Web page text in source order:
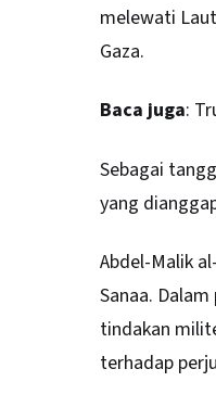
melewati
Gaza.
Baca juga:
Sebagai
yang
Abdel-Malik
Sanaa.
tindakan
terhadap